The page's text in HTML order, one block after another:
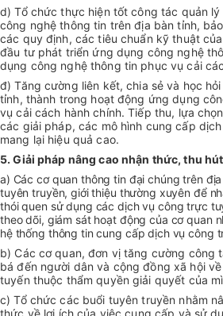
d) Tổ chức thực hiện tốt công tác quản
công nghệ thông tin trên địa bàn tỉnh,
các quy định, các tiêu chuẩn kỹ thuật
đầu tư phát triển ứng dụng công nghệ
dụng công nghệ thông tin phục vụ cải
đ) Tăng cường liên kết, chia sẻ và học
tỉnh, thành trong hoạt động ứng dụng
vụ cải cách hành chính. Tiếp thu, lựa
các giải pháp, các mô hình cung cấp
mang lại hiệu quả cao.
5. Giải pháp nâng cao nhận thức, thu
a) Các cơ quan thông tin đại chúng trên
tuyên truyền, giới thiệu thường xuyên để
thói quen sử dụng các dịch vụ công trực
theo dõi, giám sát hoạt động của cơ quan
hệ thống thông tin cung cấp dịch vụ công
b) Các cơ quan, đơn vị tăng cường công
bá đến người dân và cộng đồng xã hội
tuyến thuộc thẩm quyền giải quyết của
c) Tổ chức các buổi tuyên truyền nhằm
thức về lợi ích của việc cung cấp và sử